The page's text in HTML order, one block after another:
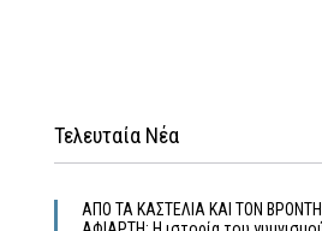
Τελευταία Νέα
ΑΠΟ ΤΑ ΚΑΣΤΕΛΙΑ ΚΑΙ ΤΟΝ